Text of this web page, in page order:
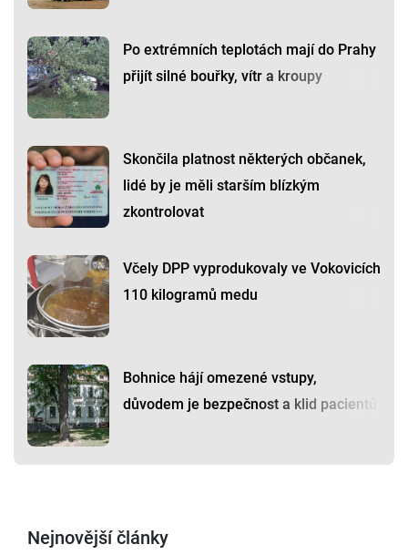
Po extrémních teplotách mají do Prahy
přijít silné bouřky, vítr a kroupy
Skončila platnost některých občanek,
lidé by je měli starším blízkým
zkontrolovat
Včely DPP vyprodukovaly ve Vokovicích
110 kilogramů medu
Bohnice hájí omezené vstupy,
důvodem je bezpečnost a klid pacientů
Nejnovější články